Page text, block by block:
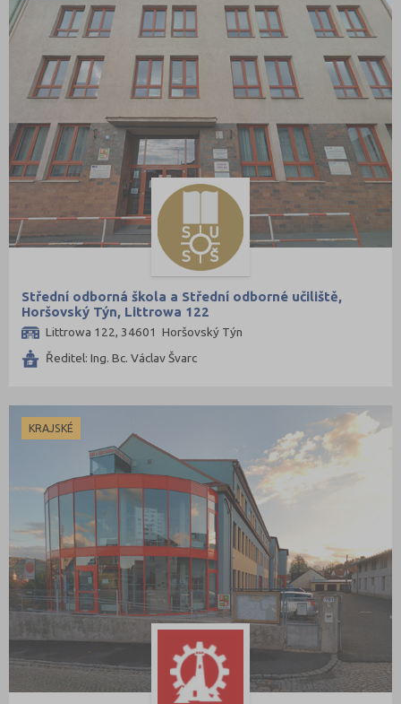
Střední odborná škola a Střední odborné učiliště,
Horšovský Týn, Littrowa 122
Littrowa 122, 34601 Horšovský Týn
Ředitel: Ing. Bc. Václav Švarc
KRAJSKÉ